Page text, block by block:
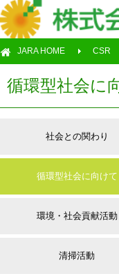
JARA HOME CSR
循環型社会に
社会との関わり
循環型社会に向けて
環境・社会貢献活動
清掃活動